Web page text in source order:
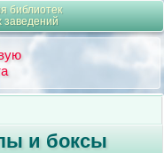
библиотек
заведений
и боксы